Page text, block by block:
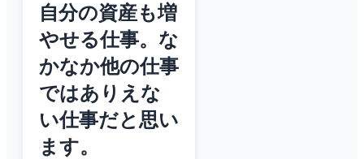
自分の資産も増
やせる仕事。な
かなか他の仕事
ではありえな
い仕事だと思い
ます。